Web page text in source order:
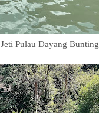
Jeti Pulau Dayang Bunting